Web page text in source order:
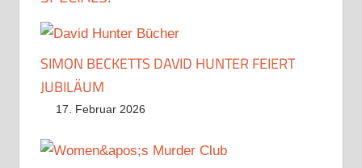
SIMON BECKETTS DAVID HUNTER FEIERT
JUBILÄUM
17. Februar 2026